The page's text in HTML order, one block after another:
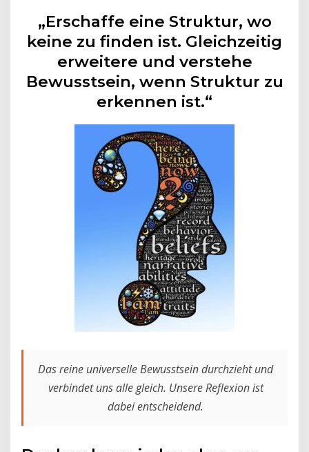
„Erschaffe eine Struktur, wo
keine zu finden ist. Gleichzeitig
erweitere und verstehe
Bewusstsein, wenn Struktur zu
erkennen ist.“
Das reine universelle Bewusstsein durchzieht und
verbindet uns alle gleich. Unsere Reflexion ist
dabei entscheidend.